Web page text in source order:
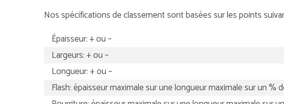
Nos spécifications de classement sont basées sur les points
Épaisseur: + ou –
Largeurs: + ou –
Longueur: + ou –
Flash: épaisseur maximale sur une longueur maximale sur un %